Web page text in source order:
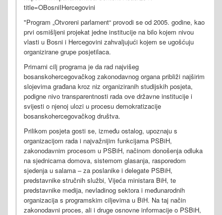
title=OBosniIHercegovini
"Program „Otvoreni parlament“ provodi se od 2005. godine, kao
prvi osmišljeni projekat jedne institucije na bilo kojem nivou
vlasti u Bosni i Hercegovini zahvaljujući kojem se ugošćuju
organizirane grupe posjetilaca.
Primarni cilj programa je da rad najvišeg
bosanskohercegovačkog zakonodavnog organa približi najširim
slojevima građana kroz niz organiziranih studijskih posjeta,
podigne nivo transparentnosti rada ove državne institucije i
svijesti o njenoj ulozi u procesu demokratizacije
bosanskohercegovačkog društva.
Prilikom posjeta gosti se, između ostalog, upoznaju s
organizacijom rada i najvažnijim funkcijama PSBiH,
zakonodavnim procesom u PSBiH, načinom donošenja odluka
na sjednicama domova, sistemom glasanja, rasporedom
sjedenja u salama – za poslanike i delegate PSBiH,
predstavnike stručnih službi, Vijeća ministara BiH, te
predstavnike medija, nevladinog sektora i međunarodnih
organizacija s programskim ciljevima u BiH. Na taj način
zakonodavni proces, ali i druge osnovne informacije o PSBiH,